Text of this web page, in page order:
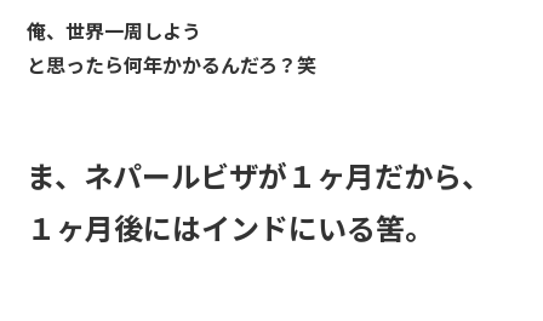
俺、世界一周しよう
と思ったら何年かかるんだろ？笑
ま、ネパールビザが１ヶ月だから、
１ヶ月後にはインドにいる筈。